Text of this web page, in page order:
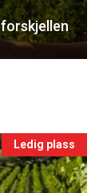
Ledig plass